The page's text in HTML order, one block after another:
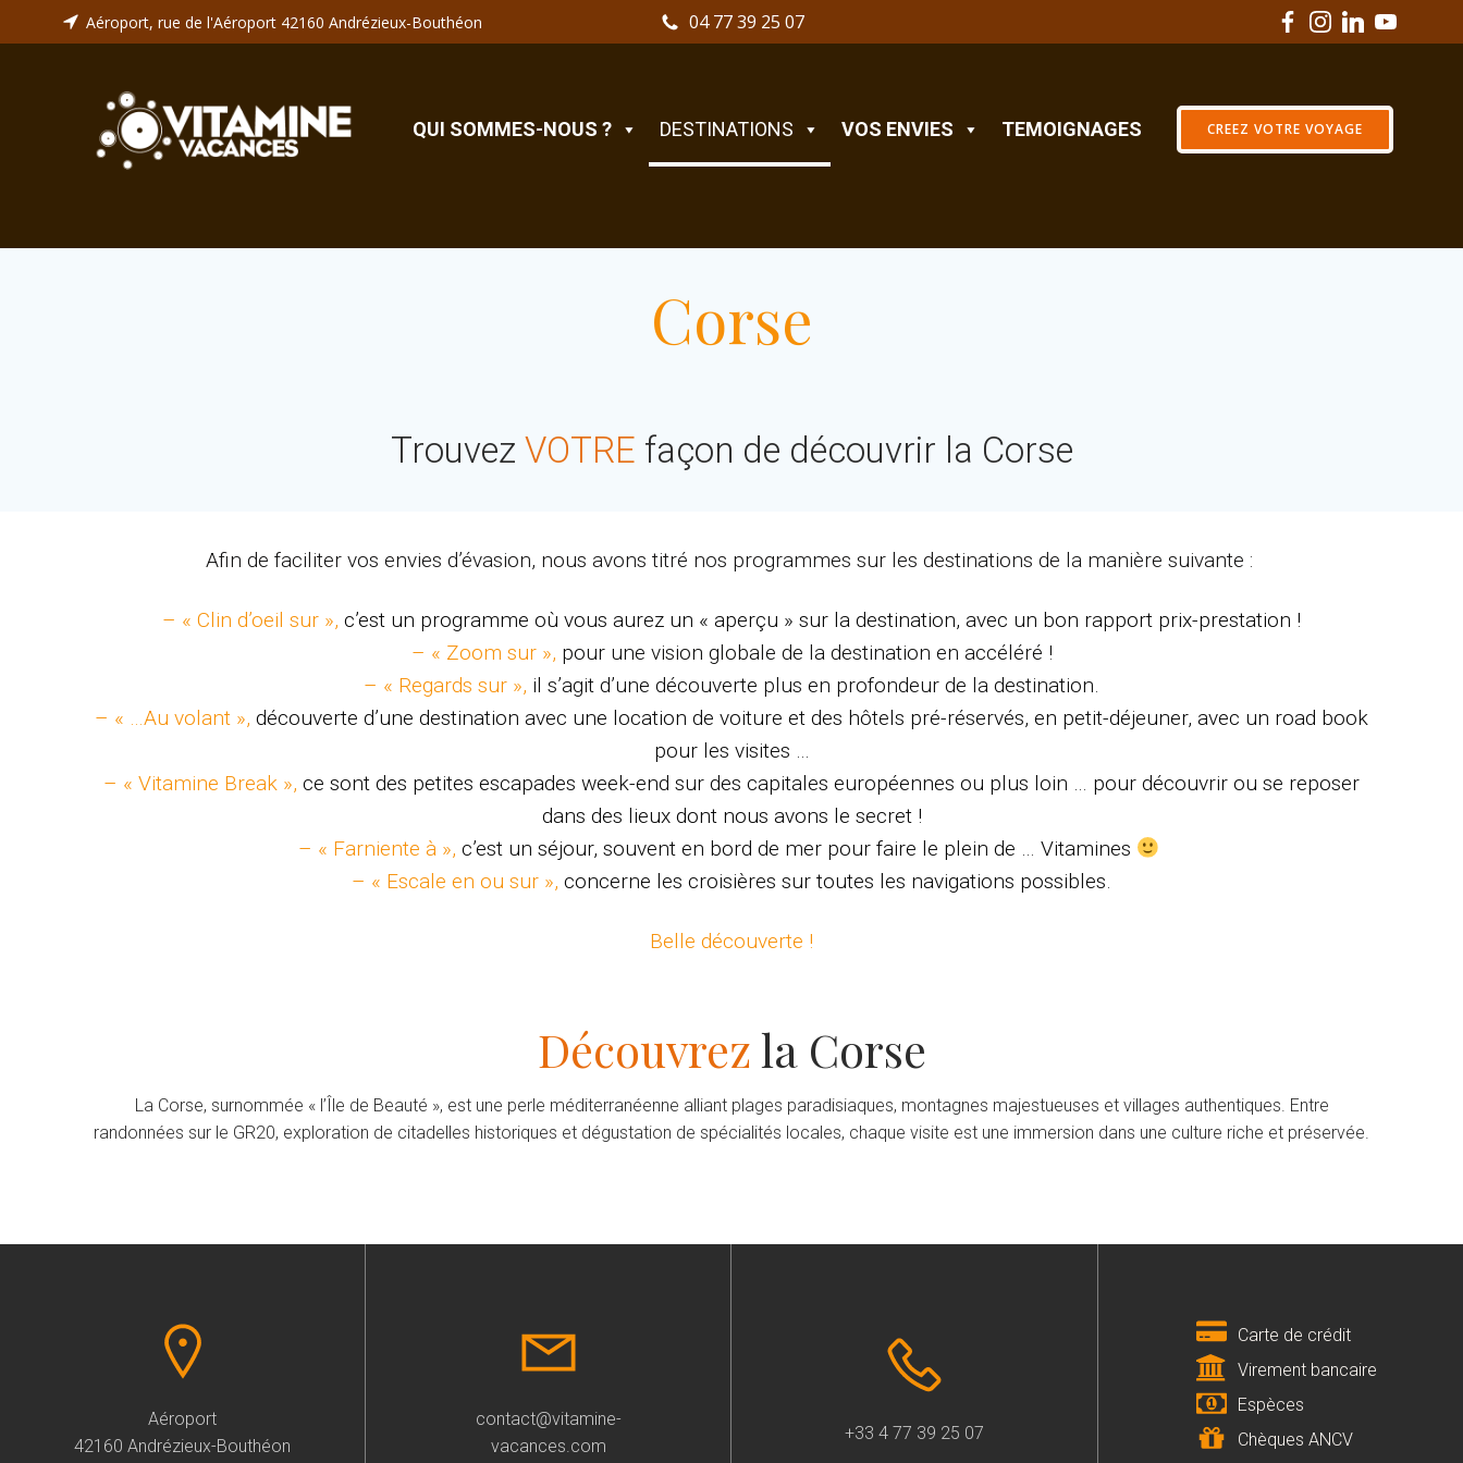
au
Aéroport, rue de l'Aéroport 42160 Andrézieux-Bouthéon 04 77 39 25 07
QUI SOMMES-NOUS ? DESTINATIONS VOS ENVIES TEMOIGNAGES CREEZ VOTRE VOYAGE
Corse
Trouvez VOTRE façon de découvrir la Corse
Afin de faciliter vos envies d’évasion, nous avons titré nos programmes sur les destinations de la manière suivante :
– « Clin d’oeil sur », c’est un programme où vous aurez un « aperçu » sur la destination, avec un bon rapport prix-prestation !
– « Zoom sur », pour une vision globale de la destination en accéléré !
– « Regards sur », il s’agit d’une découverte plus en profondeur de la destination.
– « …Au volant », découverte d’une destination avec une location de voiture et des hôtels pré-réservés, en petit-déjeuner, avec un road book
pour les visites …
– « Vitamine Break », ce sont des petites escapades week-end sur des capitales européennes ou plus loin … pour découvrir ou se reposer
dans des lieux dont nous avons le secret !
– « Farniente à », c’est un séjour, souvent en bord de mer pour faire le plein de … Vitamines
– « Escale en ou sur », concerne les croisières sur toutes les navigations possibles.
Belle découverte !
Découvrezla Corse
La Corse, surnommée « l’Île de Beauté », est une perle méditerranéenne alliant plages paradisiaques, montagnes majestueuses et villages authentiques. Entre
randonnées sur le GR20, exploration de citadelles historiques et dégustation de spécialités locales, chaque visite est une immersion dans une culture riche et préservée.
Aéroport
42160 Andrézieux-Bouthéon
contact@vitamine-
vacances.com
+33 4 77 39 25 07
Carte de crédit
Virement bancaire
Espèces
Chèques ANCV